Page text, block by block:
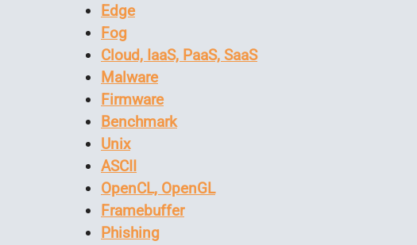
Edge
Fog
Cloud, IaaS, PaaS, SaaS
Malware
Firmware
Benchmark
Unix
ASCII
OpenCL, OpenGL
Framebuffer
Phishing